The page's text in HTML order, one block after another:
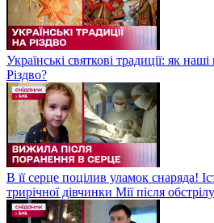
Українські святкові традиції: як
Різдво?
В її серце поцілив уламок снаряда!
трирічної дівчинки Мії після